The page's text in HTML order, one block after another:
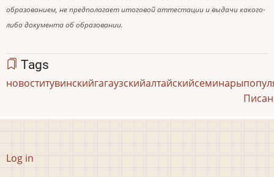
образованием, не предполагает итоговой аттестации и выдачи какого-
либо документа об образовании.
Tags
новоститувинскийгагаузскийалтайскийсеминары
User
Log in